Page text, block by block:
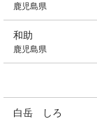
鹿児島県
和助
鹿児島県
白岳 しろ